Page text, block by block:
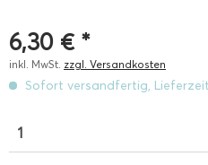
6,30 € *
inkl. MwSt. zzgl. Versandkosten
Sofort versandfertig,